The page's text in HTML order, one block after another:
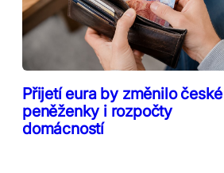
Přijetí eura by změnilo české
peněženky i rozpočty
domácností